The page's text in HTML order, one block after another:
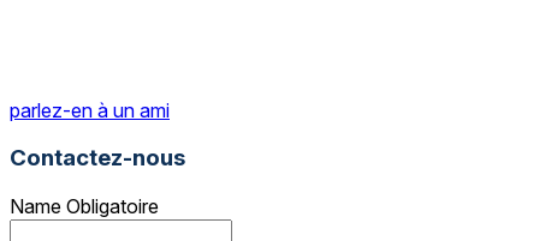
parlez-en à un ami
Contactez-nous
Name Obligatoire